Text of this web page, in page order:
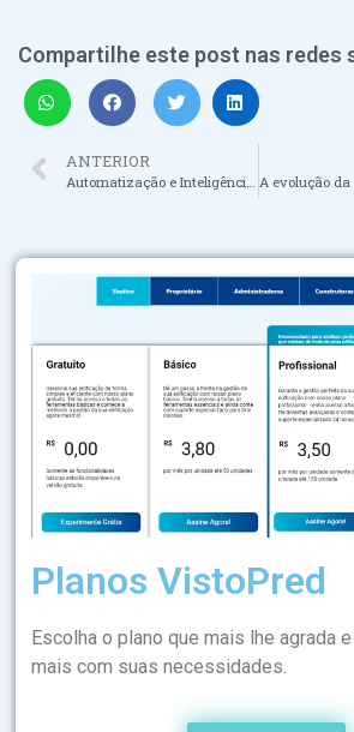
Compartilhe este post nas redes
ANTERIOR
Planos VistoPred
Escolha o plano que mais lhe agrada
mais com suas necessidades.